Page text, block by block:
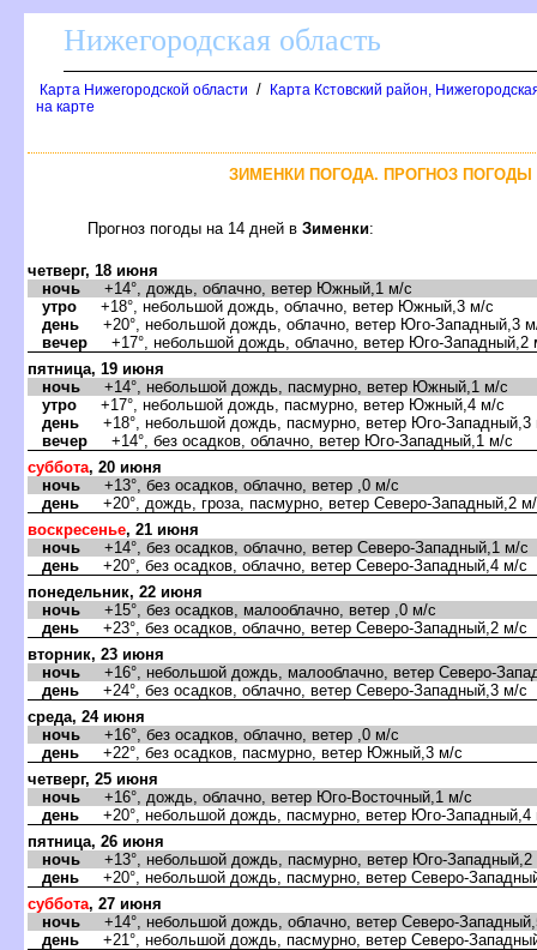
Нижегородская область
Карта Нижегородской области /
Карта Кстовский район,
на карте
ЗИМЕНКИ ПОГОДА. ПРОГНОЗ ПОГОДЫ
Прогноз погоды на 14 дней Зименки:
четверг, 18 июня
ночь +14°, дождь, облачно, ветер Южный,1 м/с
утро +18°, небольшой дождь, облачно, ветер Южный,3 м/с
день +20°, небольшой дождь, облачно, ветер Юго-Западный,3
ечер +17°, небольшой дождь, облачно, ветер Юго-Западный,2
пятница, 19 июня
ночь +14°, небольшой дождь, пасмурно, ветер Южный,1 м/с
утро +17°, небольшой дождь, пасмурно, ветер Южный,4 м/с
день +18°, небольшой дождь, пасмурно, ветер Юго-Западный,3
ечер +14°, без осадков, облачно, ветер Юго-Западный,1 м/с
суббота, 20 июня
ночь +13°, без осадков, облачно, ветер ,0 м/с
день +20°, дождь, гроза, пасмурно, ветер Северо-Западный,2
оскресенье, 21 июня
ночь +14°, без осадков, облачно, ветер Северо-Западный,1 м/с
день +20°, без осадков, облачно, ветер Северо-Западный,4 м/с
понедельник, 22 июня
ночь +15°, без осадков, малооблачно, ветер ,0 м/с
день +23°, без осадков, облачно, ветер Северо-Западный,2 м/с
торник, 23 июня
ночь +16°, небольшой дождь, малооблачно, ветер Северо-
день +24°, без осадков, облачно, ветер Северо-Западный,3 м/с
среда, 24 июня
ночь +16°, без осадков, облачно, ветер ,0 м/с
день +22°, без осадков, пасмурно, ветер Южный,3 м/с
четверг, 25 июня
ночь +16°, дождь, облачно, ветер Юго-Восточный,1 м/с
день +20°, небольшой дождь, пасмурно, ветер Юго-Западный,4
пятница, 26 июня
ночь +13°, небольшой дождь, пасмурно, ветер Юго-Западный,2
день +20°, небольшой дождь, пасмурно, ветер Северо-
суббота, 27 июня
ночь +14°, небольшой дождь, облачно, ветер Северо-
день +21°, небольшой дождь, пасмурно, ветер Северо-